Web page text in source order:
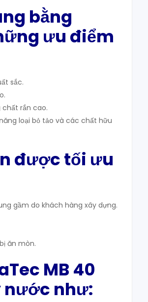
bằng
ưu điểm
sắc.
chất rắn cao.
loại bỏ tảo và các chất hữu
được tối ưu
gầm do khách hàng xây dựng.
ăn mòn.
MB 40
nước như: